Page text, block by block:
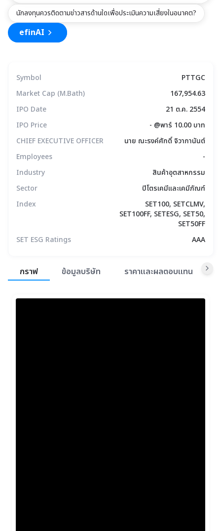
นักลงทุนควรติดตามข่าวสารด้านใดเพื่อประเมินความเสี่ยงในอนาคต?
efinAI
Symbol
PTTGC
Market Cap (M.Bath)
167,954.63
IPO Date
21 ต.ค. 2554
IPO Price
- @พาร์ 10.00 บาท
CHIEF EXECUTIVE OFFICER
นาย ณะรงค์ศักดิ์ จิวากานันต์
Employees
-
Industry
สินค้าอุตสาหกรรม
Sector
ปิโตรเคมีและเคมีภัณฑ์
Index
SET100, SETCLMV,
SET100FF, SETESG, SET50,
SET50FF
SET ESG Ratings
AAA
กราฟ
ข้อมูลบริษัท ราคาและผลตอบแทน